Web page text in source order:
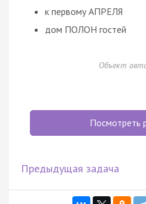
к первому АПРЕЛЯ
дом ПОЛОН гостей
Объект
Посмотреть
Предыдущая задача